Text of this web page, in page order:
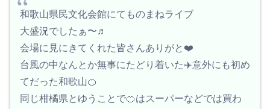
和歌山県民文化会館にてものまねライブ
大盛況でしたぁ〜♬
会場に見にきてくれた皆さんありがと❤️
台風の中なんとか無事にたどり着いた✈️意外にも初め
てだった和歌山🍊
同じ柑橘県とゆうことで🍊はスーパーなどでは買わ